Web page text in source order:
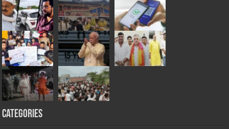
Categories